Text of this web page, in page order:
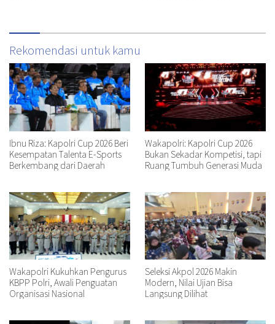
Rekomendasi untuk kamu
Ibnu Riza: Kapolri Cup 2026 Beri
Kesempatan Talenta E-Sports
Berkembang dari Daerah
Wakapolri: Kapolri Cup 2026
Bukan Sekadar Kompetisi, tapi
Ruang Tumbuh Generasi Muda
Wakapolri Kukuhkan Pengurus
KBPP Polri, Awali Penguatan
Organisasi Nasional
Seleksi Akpol 2026 Makin
Modern, Nilai Ujian Bisa
Langsung Dilihat